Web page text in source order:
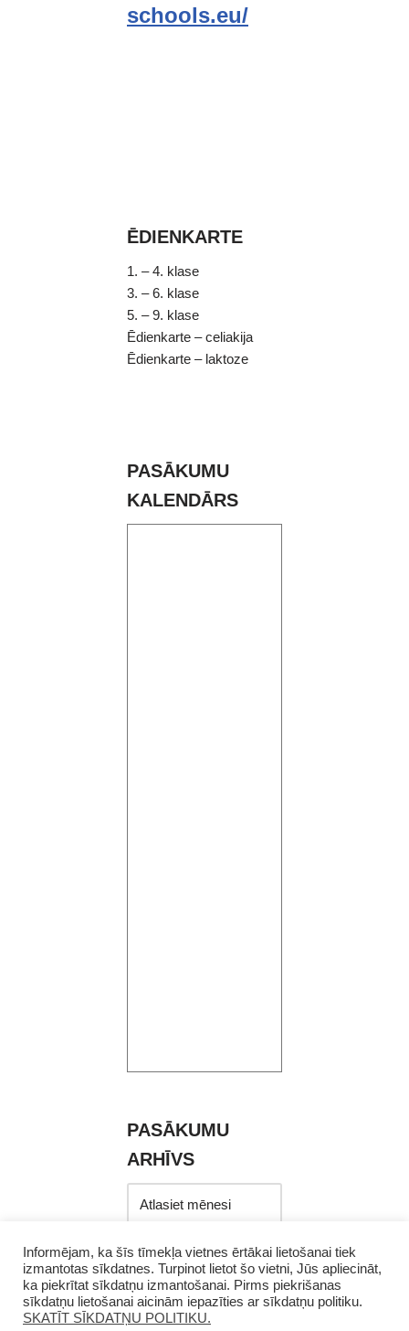
schools.eu/
ĒDIENKARTE
1. – 4. klase
3. – 6. klase
5. – 9. klase
Ēdienkarte – celiakija
Ēdienkarte – laktoze
PASĀKUMU
KALENDĀRS
PASĀKUMU
ARHĪVS
Informējam, ka šīs tīmekļa vietnes ērtākai lietošanai tiek
izmantotas sīkdatnes. Turpinot lietot šo vietni, Jūs apliecināt,
ka piekrītat sīkdatņu izmantošanai. Pirms piekrišanas
sīkdatņu lietošanai aicinām iepazīties ar sīkdatņu politiku.
SKATĪT SĪKDATŅU POLITIKU.